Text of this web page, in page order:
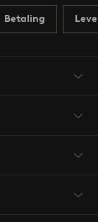
Betaling